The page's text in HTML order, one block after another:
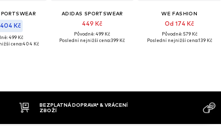
Kč
499 Kč
cena:404 Kč
ADIDAS SPORTSWEAR
449 Kč
Původně: 499 Kč
Poslední nejnižší cena:399 Kč
WE FASHION
Od 174 Kč
Původně: 579 Kč
Poslední nejnižší cena:139 Kč
DOPRAVA* & VRÁCENÍ